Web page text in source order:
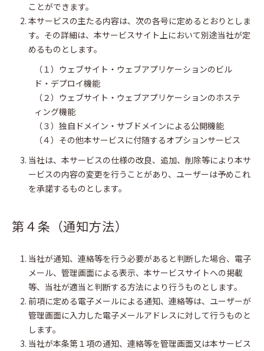
ことができます。
本サービスの主たる内容は、次の各号に定めるとおりとしま
す。その詳細は、本サービスサイト上において別途当社が定
めるものとします。
（１）ウェブサイト・ウェブアプリケーションのビル
ド・デプロイ機能
（２）ウェブサイト・ウェブアプリケーションのホステ
ィング機能
（３）独自ドメイン・サブドメインによる公開機能
（４）その他本サービスに付随するオプションサービス
当社は、本サービスの仕様の改良、追加、削除等により本サ
ービスの内容の変更を行うことがあり、ユーザーは予めこれ
を承諾するものとします。
第４条（通知方法）
当社が通知、連絡等を行う必要があると判断した場合、電子
メール、管理画面による表示、本サービスサイトへの掲載
等、当社が適当と判断する方法により行うものとします。
前項に定める電子メールによる通知、連絡等は、ユーザーが
管理画面に入力した電子メールアドレスに対して行うものと
します。
当社が本条第１項の通知、連絡等を管理画面又は本サービス